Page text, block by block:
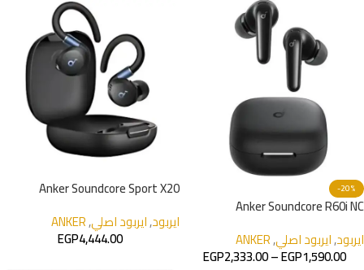
-20%
Anker Soundcore R60i NC
ايربود,ايربود اصلي,
ANKER
EGP1,590.00
–
EGP2,333.00
Anker Soundcore Sport X20
ايربود,ايربود اصلي,
ANKER
EGP4,444.00